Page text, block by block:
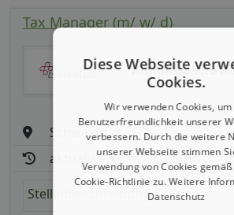
Tax Manager (m/ w/ d)
Amadeus Fire
Schweinfurt
aktualisiert seit: 10.08.2026
Stellenbeschreibung:
Diese Webseite
Cookies.
Wir verwenden Cookies,
Benutzerfreundlichkeit unserer
verbessern. Durch die weitere
unserer Webseite stimmen
Verwendung von Cookies
Cookie-Richtlinie zu.Weitere
Datenschutz